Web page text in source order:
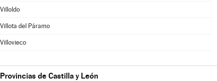
Villoldo
Villota del Páramo
Villovieco
Provincias de Castilla y León